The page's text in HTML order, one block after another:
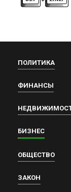
ПОЛИТИКА
ФИНАНСЫ
БИЗНЕС
ОБЩЕСТВО
ЗАКОН